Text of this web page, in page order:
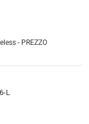
L
- PREZZO